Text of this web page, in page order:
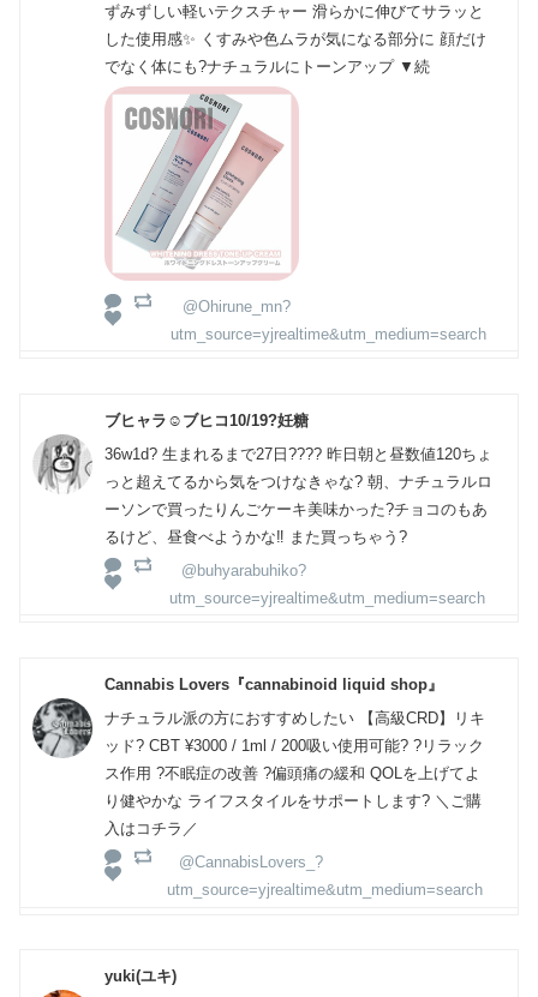
ずみずしい軽いテクスチャー 滑らかに伸びてサラッと
した使用感✨ くすみや色ムラが気になる部分に 顔だけ
でなく体にも?ナチュラルにトーンアップ ▼続
@Ohirune_mn?
utm_source=yjrealtime&utm_medium=search
ブヒャラ☺︎ブヒコ10/19?妊糖
36w1d? 生まれるまで27日???? 昨日朝と昼数値120ちょ
っと超えてるから気をつけなきゃな? 朝、ナチュラルロ
ーソンで買ったりんごケーキ美味かった?チョコのもあ
るけど、昼食べようかな‼️ また買っちゃう?
@buhyarabuhiko?
utm_source=yjrealtime&utm_medium=search
Cannabis Lovers『cannabinoid liquid shop』
ナチュラル派の方におすすめしたい 【高級CRD】リキ
ッド? CBT ¥3000 / 1ml / 200吸い使用可能? ?リラック
ス作用 ?不眠症の改善 ?偏頭痛の緩和 QOLを上げてよ
り健やかな ライフスタイルをサポートします? ＼ご購
入はコチラ／
@CannabisLovers_?
utm_source=yjrealtime&utm_medium=search
yuki(ユキ)